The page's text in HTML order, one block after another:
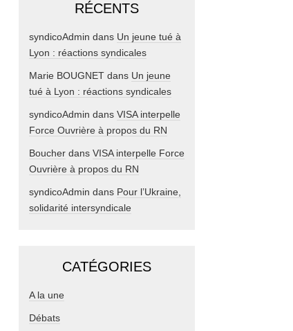
RÉCENTS
syndicoAdmin dans Un jeune tué à
Lyon : réactions syndicales
Marie BOUGNET dans Un jeune
tué à Lyon : réactions syndicales
syndicoAdmin dans VISA interpelle
Force Ouvrière à propos du RN
Boucher dans VISA interpelle Force
Ouvrière à propos du RN
syndicoAdmin dans Pour l’Ukraine,
solidarité intersyndicale
CATÉGORIES
A la une
Débats